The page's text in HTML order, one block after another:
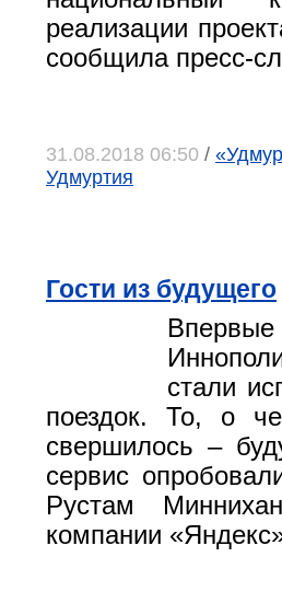
реализации
сообщила пресс-
31.08.2018 06:50 /
Удмуртия
Гости из будущего
стали
поездок. То, о
свершилось –
сервис
Рустам
компании